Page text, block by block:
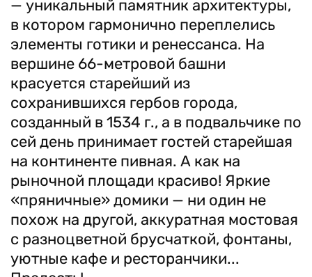
— уникальный памятник архитектуры,
в котором гармонично переплелись
элементы готики и ренессанса. На
вершине 66-метровой башни
красуется старейший из
сохранившихся гербов города,
созданный в 1534 г., а в подвальчике по
сей день принимает гостей старейшая
на континенте пивная. А как на
рыночной площади красиво! Яркие
«пряничные» домики — ни один не
похож на другой, аккуратная мостовая
с разноцветной брусчаткой, фонтаны,
уютные кафе и ресторанчики...